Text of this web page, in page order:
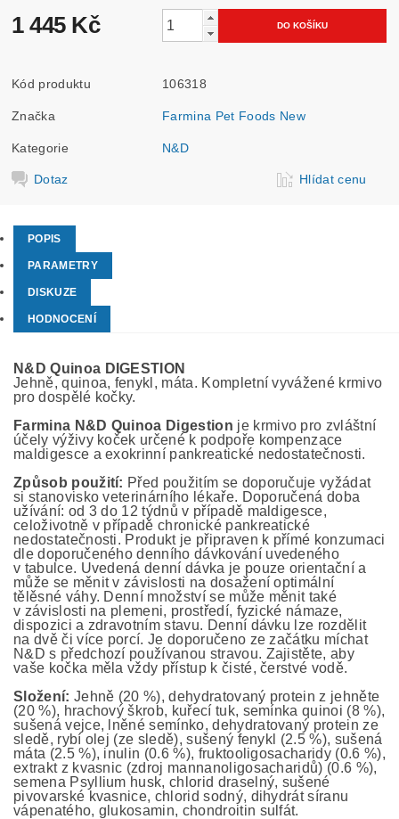
1 445 Kč
Kód produktu 106318
Značka Farmina Pet Foods New
Kategorie N&D
Dotaz Hlídat cenu
POPIS
PARAMETRY
DISKUZE
HODNOCENÍ
N&D Quinoa DIGESTION
Jehně, quinoa, fenykl, máta. Kompletní vyvážené krmivo
pro dospělé kočky.
Farmina N&D Quinoa Digestion je krmivo pro zvláštní
účely výživy koček určené k podpoře kompenzace
maldigesce a exokrinní pankreatické nedostatečnosti.
Způsob použití: Před použitím se doporučuje vyžádat
si stanovisko veterinárního lékaře. Doporučená doba
užívání: od 3 do 12 týdnů v případě maldigesce,
celoživotně v případě chronické pankreatické
nedostatečnosti. Produkt je připraven k přímé konzumaci
dle doporučeného denního dávkování uvedeného
v tabulce. Uvedená denní dávka je pouze orientační a
může se měnit v závislosti na dosažení optimální
tělěsné váhy. Denní množství se může měnit také
v závislosti na plemeni, prostředí, fyzické námaze,
dispozici a zdravotním stavu. Denní dávku lze rozdělit
na dvě či více porcí. Je doporučeno ze začátku míchat
N&D s předchozí používanou stravou. Zajistěte, aby
vaše kočka měla vždy přístup k čisté, čerstvé vodě.
Složení: Jehně (20 %), dehydratovaný protein z jehněte
(20 %), hrachový škrob, kuřecí tuk, semínka quinoi (8 %),
sušená vejce, lněné semínko, dehydratovaný protein ze
sledě, rybí olej (ze sledě), sušený fenykl (2.5 %), sušená
máta (2.5 %), inulin (0.6 %), fruktooligosacharidy (0.6 %),
extrakt z kvasnic (zdroj mannanoligosacharidů) (0.6 %),
semena Psyllium husk, chlorid draselný, sušené
pivovarské kvasnice, chlorid sodný, dihydrát síranu
vápenatého, glukosamin, chondroitin sulfát.